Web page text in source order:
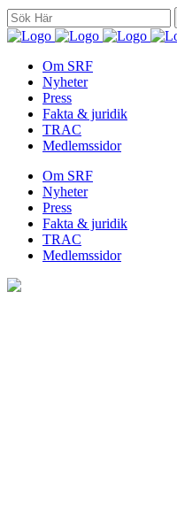
Search
for:
Om SRF
Nyheter
Press
Fakta & juridik
TRAC
Medlemssidor
Om SRF
Nyheter
Press
Fakta & juridik
TRAC
Medlemssidor